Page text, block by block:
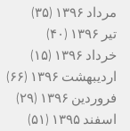
مرداد ۱۳۹۶
(۳۵)
تیر ۱۳۹۶
(۴۰)
خرداد ۱۳۹۶
(۱۵)
اردیبهشت ۱۳۹۶
(۶۶)
فروردین ۱۳۹۶
(۲۹)
اسفند ۱۳۹۵
(۵۱)